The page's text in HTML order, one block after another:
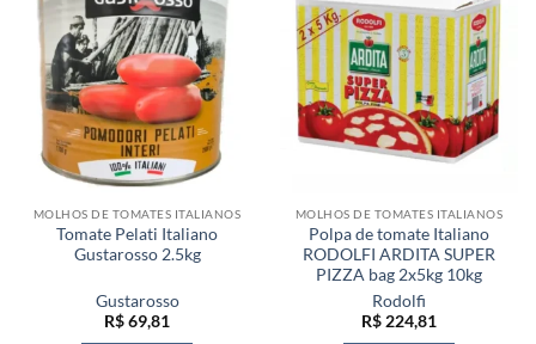
MOLHOS DE TOMATES ITALIANOS
Tomate Pelati Italiano
Gustarosso 2.5kg
Gustarosso
R$69,81
MOLHOS DE TOMATES ITALIANOS
Polpa de tomate Italiano
RODOLFI ARDITA SUPER
PIZZA bag 2x5kg 10kg
Rodolfi
R$ 224,81